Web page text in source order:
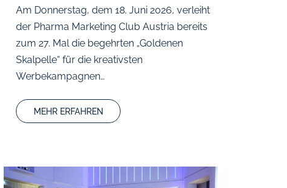
Am Donnerstag, dem 18. Juni 2026, verleiht
der Pharma Marketing Club Austria bereits
zum 27. Mal die begehrten „Goldenen
Skalpelle“ für die kreativsten
Werbekampagnen…
MEHR ERFAHREN